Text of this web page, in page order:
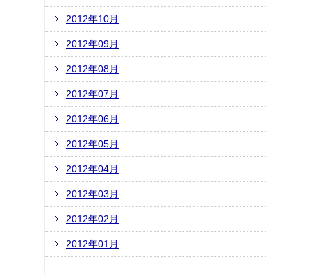
2012年10月
2012年09月
2012年08月
2012年07月
2012年06月
2012年05月
2012年04月
2012年03月
2012年02月
2012年01月